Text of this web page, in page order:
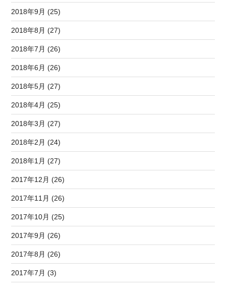
2018年9月 (25)
2018年8月 (27)
2018年7月 (26)
2018年6月 (26)
2018年5月 (27)
2018年4月 (25)
2018年3月 (27)
2018年2月 (24)
2018年1月 (27)
2017年12月 (26)
2017年11月 (26)
2017年10月 (25)
2017年9月 (26)
2017年8月 (26)
2017年7月 (3)